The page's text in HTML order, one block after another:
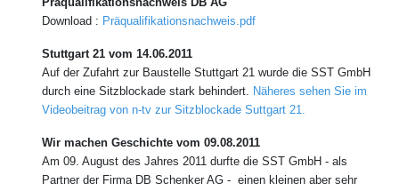
Download : Präqualifikationsnachweis.pdf
Stuttgart 21 vom 14.06.2011
Auf der Zufahrt zur Baustelle Stuttgart 21 wurde die SST GmbH
durch eine Sitzblockade stark behindert. Näheres sehen Sie im
Videobeitrag von n-tv zur Sitzblockade Suttgart 21.
Wir machen Geschichte vom 09.08.2011
Am 09. August des Jahres 2011 durfte die SST GmbH - als
Partner der Firma DB Schenker AG - einen kleinen aber sehr